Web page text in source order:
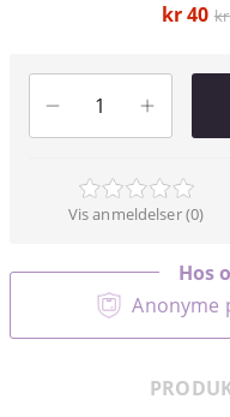
kr 40
Vis anmeldelser (0)
Anonyme
Hos